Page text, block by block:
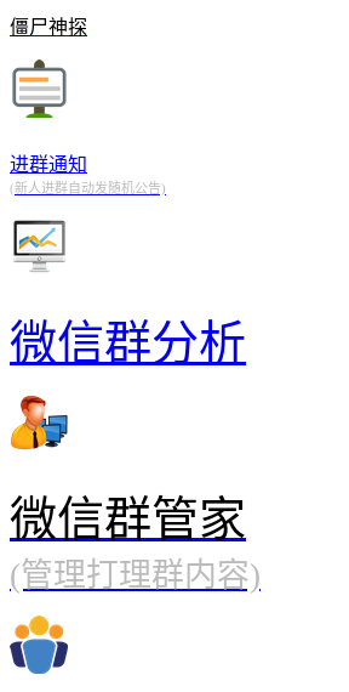
僵尸神探
进群通知
(新人进群自动发随机公告)
微信群分析
微信群管家
(管理打理群内容)